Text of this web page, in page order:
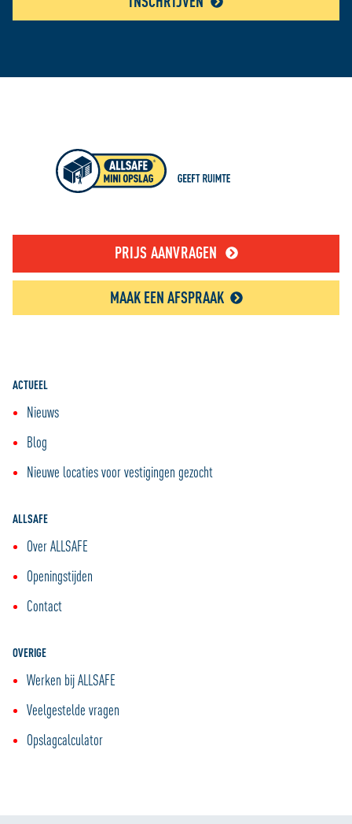
PRIJS AANVRAGEN
MAAK EEN AFSPRAAK
ACTUEEL
Nieuws
Blog
Nieuwe locaties voor vestigingen gezocht
ALLSAFE
Over ALLSAFE
Openingstijden
Contact
OVERIGE
Werken bij ALLSAFE
Veelgestelde vragen
Opslagcalculator